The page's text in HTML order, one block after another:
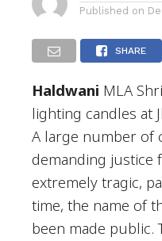
Published on
SHARE
Haldwani MLA
lighting candles at
A large number of
demanding justice
extremely tragic,
time, the name of
been made public.